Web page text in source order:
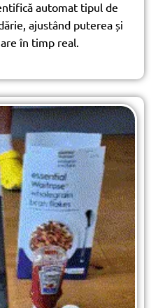
automat tipul de
ajustând puterea și
în timp real.